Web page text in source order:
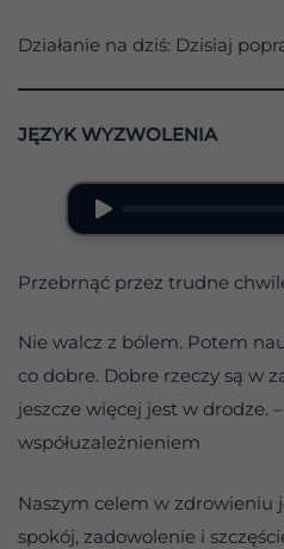
Działanie na dziś: Dzisiaj
JĘZYK WYZWOLENIA
Przebrnąć przez trudne
Nie walcz z bólem. Potem
co dobre. Dobre rzeczy są w
jeszcze więcej jest w drodze.
współuzależnieniem
Naszym celem w zdrowieniu
spokój, zadowolenie i